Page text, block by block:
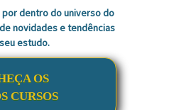
dentro do universo do
novidades e tendências
estudo.
OS
CURSOS